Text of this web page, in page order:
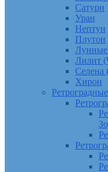
Сатурн
Уран
Нептун
Плутон
Лилит
Селена
Хирон